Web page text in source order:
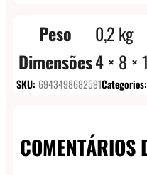
Peso
0,2 kg
Dimensões4 × 8 ×
SKU: 6943498682591Categories:
COMENTÁRIOS